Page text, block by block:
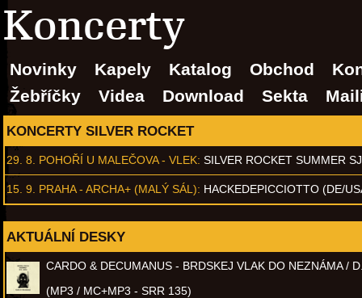
Koncerty
Novinky Kapely Katalog Obchod
Žebříčky
Videa Download Sekta
KONCERTY SILVER ROCKET
29. 8. POHOŘÍ U MALEČOVA - VLEK: SILVER ROCKET SUMMER
15. 9. PRAHA - ARCHA+ (MALÝ SÁL): HACKEDEPICCIOTTO (DE/
AKTUÁLNÍ DESKY
CARDO & DECUMANUS - BRDSKEJ VLAK DO NEZNÁMA /
(MP3 / MC+MP3 - SRR 135)